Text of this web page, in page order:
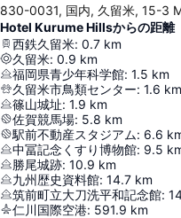
830-0031, 国内, 久留米, 15-3
Hotel Kurume Hillsからの距離
西鉄久留米: 0.7 km
久留米: 0.9 km
福岡県青少年科学館: 1.5 km
久留米市鳥類センター: 1.6 km
篠山城址: 1.9 km
佐賀競馬場: 5.8 km
駅前不動産スタジアム: 6.6
中冨記念くすり博物館: 9.5
勝尾城跡: 10.9 km
九州歴史資料館: 14.7 km
筑前町立大刀洗平和記念館:
仁川国際空港: 591.9 km